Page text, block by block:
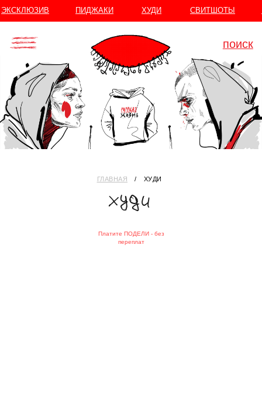
////
ЭКСКЛЮЗИВ ПИДЖАКИ ХУДИ СВИТШОТЫ
ГЛАВНАЯ ⠀/⠀ ХУДИ
худи
Платите ПОДЕЛИ - без
переплат